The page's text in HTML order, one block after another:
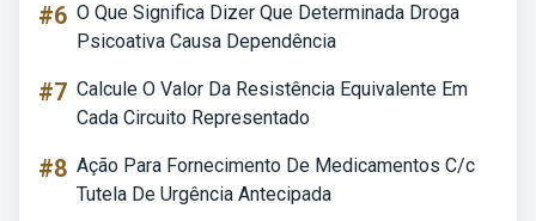
#6 O Que Significa Dizer Que Determinada Droga
Psicoativa Causa Dependência
#7 Calcule O Valor Da Resistência Equivalente Em
Cada Circuito Representado
#8 Ação Para Fornecimento De Medicamentos C/c
Tutela De Urgência Antecipada